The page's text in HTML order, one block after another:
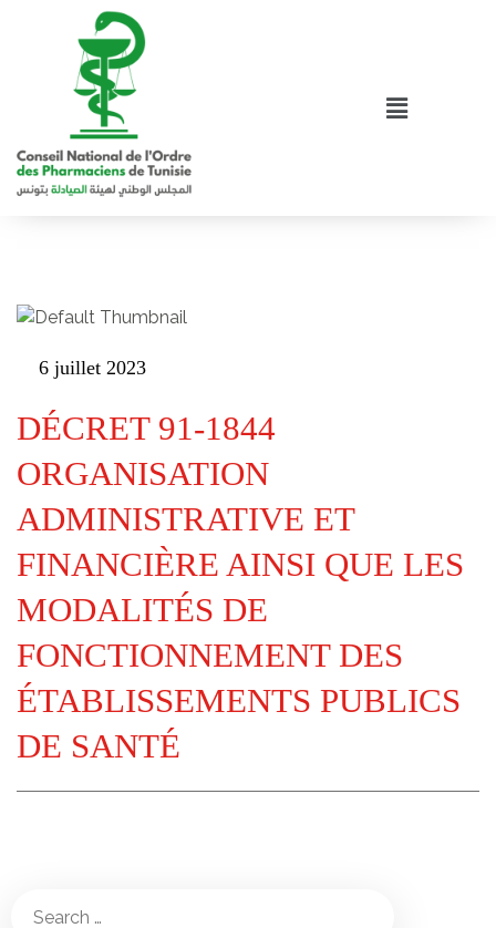
6 juillet 2023
DÉCRET 91-1844
ORGANISATION
ADMINISTRATIVE ET
FINANCIÈRE AINSI QUE LES
MODALITÉS DE
FONCTIONNEMENT DES
ÉTABLISSEMENTS PUBLICS
DE SANTÉ